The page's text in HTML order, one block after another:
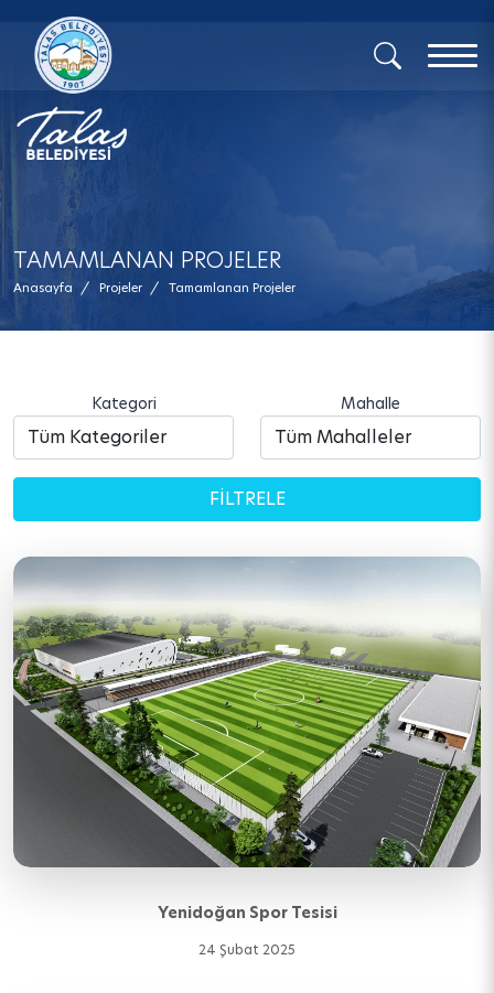
x
TAMAMLANAN PROJELER
Anasayfa / Projeler / Tamamlanan Projeler
Kategori Mahalle
Yenidoğan Spor Tesisi
24 Şubat 2025